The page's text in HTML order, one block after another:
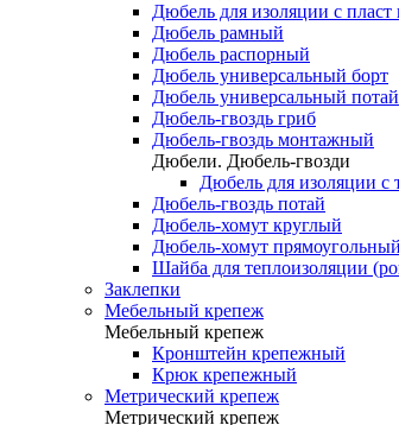
Дюбель для изоляции с пласт
Дюбель рамный
Дюбель распорный
Дюбель универсальный борт
Дюбель универсальный потай
Дюбель-гвоздь гриб
Дюбель-гвоздь монтажный
Дюбели. Дюбель-гвозди
Дюбель для изоляции с
Дюбель-гвоздь потай
Дюбель-хомут круглый
Дюбель-хомут прямоугольный
Шайба для теплоизоляции
Заклепки
Мебельный крепеж
Мебельный крепеж
Кронштейн крепежный
Крюк крепежный
Метрический крепеж
Метрический крепеж